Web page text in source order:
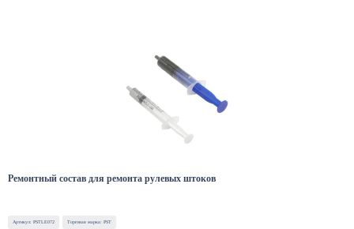
Ремонтный состав для ремонта рулевых штоков
Артикул: PSTLE072 Торговая марка: PST